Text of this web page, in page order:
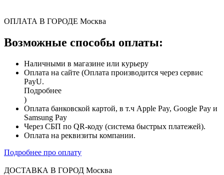
ОПЛАТА В ГОРОДЕ Москва
Возможные способы оплаты:
Наличными в магазине или курьеру
Оплата на сайте (Оплата производится через сервис
PayU.
Подробнее
)
Оплата банковской картой, в т.ч Apple Pay, Google Pay и
Samsung Pay
Через СБП по QR-коду (система быстрых платежей).
Оплата на реквизиты компании.
Подробнее про оплату
ДОСТАВКА В ГОРОД Москва